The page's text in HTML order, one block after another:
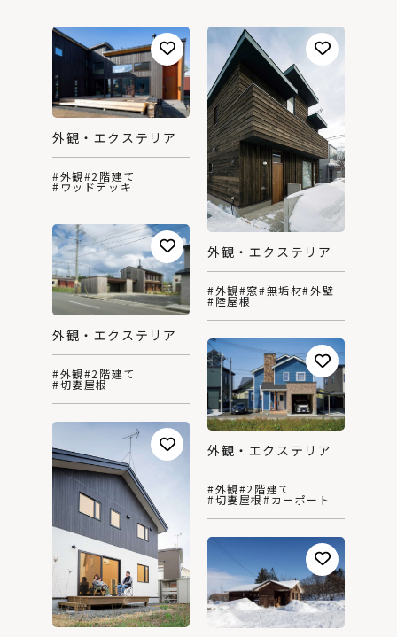
外観・エクステリア
#外観#2階建て
#ウッドデッキ
外観・エクステリア
#外観#窓#無垢材#外壁
#陸屋根
外観・エクステリア
#外観#2階建て
#切妻屋根
外観・エクステリア
#外観#2階建て
#切妻屋根#カーポート